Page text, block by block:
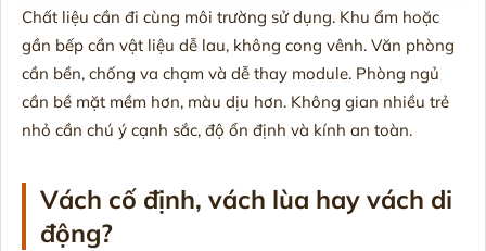
Chất liệu cần đi cùng môi trường sử dụng. Khu ẩm hoặc
gần bếp cần vật liệu dễ lau, không cong vênh. Văn phòng
cần bền, chống va chạm và dễ thay module. Phòng ngủ
cần bề mặt mềm hơn, màu dịu hơn. Không gian nhiều trẻ
nhỏ cần chú ý cạnh sắc, độ ổn định và kính an toàn.
Vách cố định, vách lùa hay vách di
động?